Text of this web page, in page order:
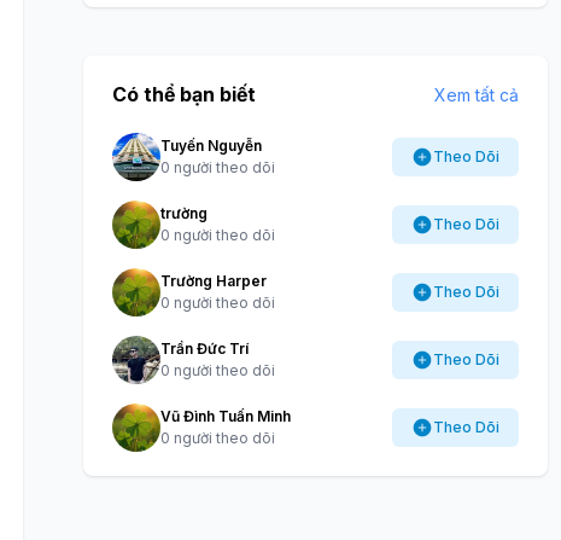
Có thể bạn biết Xem tất cả
Tuyến Nguyễn
0 người theo dõi
Theo Dõi
trường
0 người theo dõi
Theo Dõi
Trường Harper
0 người theo dõi
Theo Dõi
Trần Đức Trí
0 người theo dõi
Theo Dõi
Vũ Đình Tuấn Minh
0 người theo dõi
Theo Dõi